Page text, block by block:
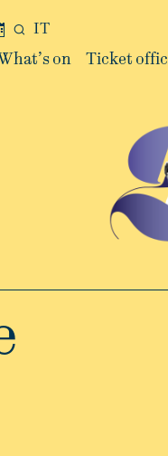
IT
on Ticket